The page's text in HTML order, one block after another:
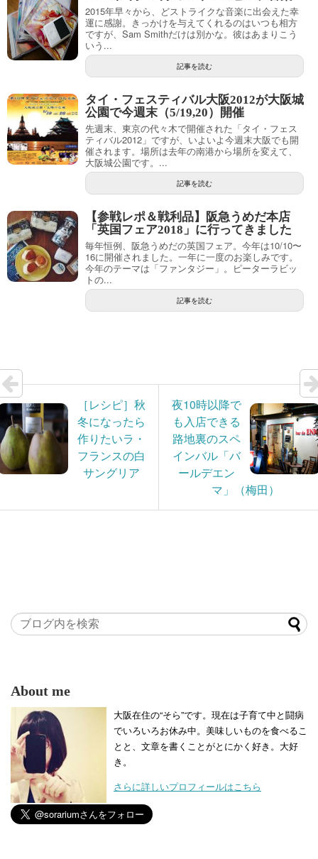
2015年早々から、どストライクな音楽に出会えた幸
運に感謝。きっかけを与えてくれるのはいつも相方
ですが、Sam Smithだけは別かな。彼はあまりこう
いう...
記事を読む
タイ・フェスティバル大阪2012が大阪城
公園で今週末（5/19,20）開催
先週末、東京の代々木で開催された「タイ・フェス
ティバル2012」ですが、いよいよ今週末大阪でも開
催されます。場所は去年の南港から場所を変えて、
大阪城公園です。...
記事を読む
【参戦レポ＆戦利品】阪急うめだ本店
「英国フェア2018」に行ってきました
毎年恒例、阪急うめだの英国フェア。今年は10/10〜
16に開催されました。一年に一度のお楽しみです。
今年のテーマは「ファンタジー」。ピーターラビッ
トの...
記事を読む
［レシピ］秋
冬になったら
作りたいラ・
フランスの白
サングリア
夜10時以降で
も入店できる
路地裏のスペ
インバル「バ
ールデエン
マ」（梅田）
About me
大阪在住の“そら”です。現在は子育て中と闘病
でいろいろお休み中。美味しいものを食べるこ
とと、文章を書くことがとにかく好き。大好
き。
さらに詳しいプロフィールはこちら